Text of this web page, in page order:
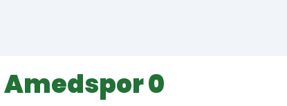
0